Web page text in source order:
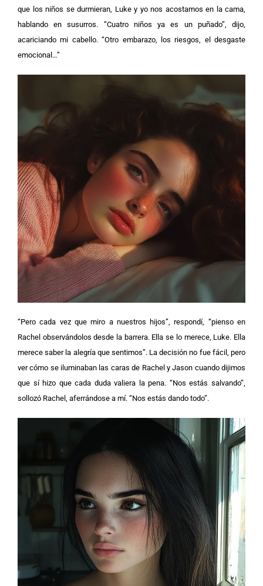
que los niños se durmieran, Luke y yo nos acostamos en la cama,
hablando en susurros. “Cuatro niños ya es un puñado”, dijo,
acariciando mi cabello. “Otro embarazo, los riesgos, el desgaste
emocional…”
“Pero cada vez que miro a nuestros hijos”, respondí, “pienso en
Rachel observándolos desde la barrera. Ella se lo merece, Luke. Ella
merece saber la alegría que sentimos”. La decisión no fue fácil, pero
ver cómo se iluminaban las caras de Rachel y Jason cuando dijimos
que sí hizo que cada duda valiera la pena. “Nos estás salvando”,
sollozó Rachel, aferrándose a mí. “Nos estás dando todo”.